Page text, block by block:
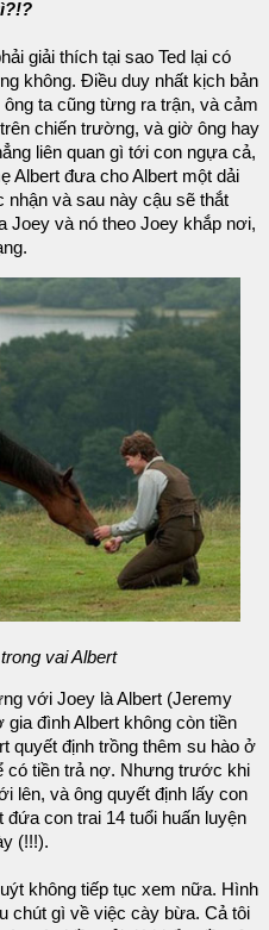
giải thích tại sao Ted lại có
không. Điều duy nhất kịch bản
ta cũng từng ra trận, và cảm
chiến trường, và giờ ông hay
liên quan gì tới con ngựa cả,
Albert đưa cho Albert một dải
và sau này cậu sẽ thắt
Joey và nó theo Joey khắp nơi,
vai Albert
với Joey là Albert (Jeremy
gia đình Albert không còn tiền
quyết định trồng thêm su hào ở
có tiền trả nợ. Nhưng trước khi
lên, và ông quyết định lấy con
con trai 14 tuổi huấn luyện
(!!!).
không tiếp tục xem nữa. Hình
chút gì về việc cày bừa. Cả tôi